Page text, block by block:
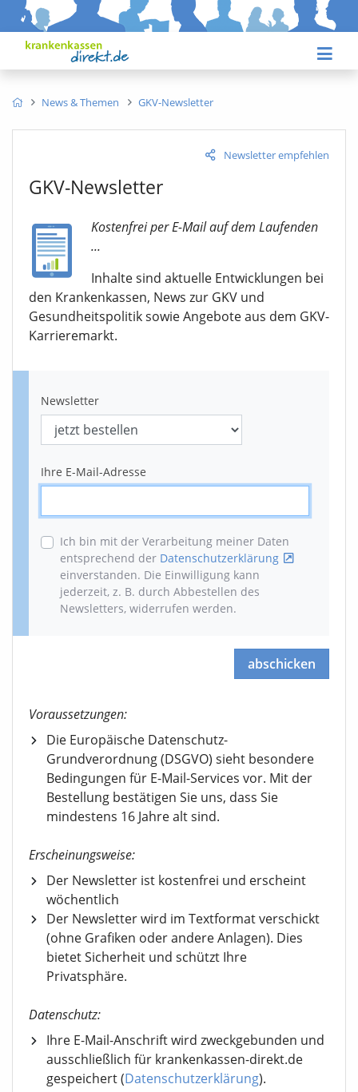
News & Themen GKV-Newsletter
Newsletter empfehlen
GKV-Newsletter
Kostenfrei per E-Mail auf dem Laufenden
...
Inhalte sind aktuelle Entwicklungen bei
den Krankenkassen, News zur GKV und
Gesundheitspolitik sowie Angebote aus dem GKV-
Karrieremarkt.
Newsletter
Ihre E-Mail-Adresse
Ich bin mit der Verarbeitung meiner Daten
entsprechend der Datenschutzerklärung
einverstanden. Die Einwilligung kann
jederzeit, z. B. durch Abbestellen des
Newsletters, widerrufen werden.
abschicken
Voraussetzungen:
Die Europäische Datenschutz-
Grundverordnung (DSGVO) sieht besondere
Bedingungen für E-Mail-Services vor. Mit der
Bestellung bestätigen Sie uns, dass Sie
mindestens 16 Jahre alt sind.
Erscheinungsweise:
Der Newsletter ist kostenfrei und erscheint
wöchentlich
Der Newsletter wird im Textformat verschickt
(ohne Grafiken oder andere Anlagen). Dies
bietet Sicherheit und schützt Ihre
Privatsphäre.
Datenschutz:
Ihre E-Mail-Anschrift wird zweckgebunden und
ausschließlich für krankenkassen-direkt.de
gespeichert (Datenschutzerklärung).